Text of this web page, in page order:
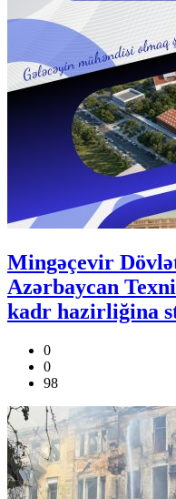
Mingəçevir
Azərbaycan
kadr hazirliğina
0
0
98